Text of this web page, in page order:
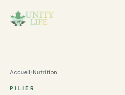
Accueil/Nutrition
PILIER